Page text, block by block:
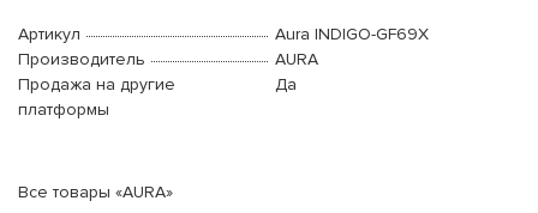
Артикул
Aura INDIGO-GF69X
Производитель
AURA
Продажа на другие
платформы
Да
Все товары «AURA»